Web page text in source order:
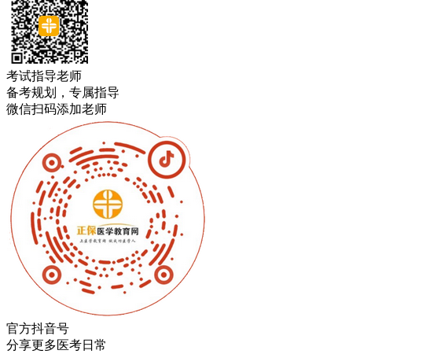
考试指导老师
备考规划，专属指导
微信扫码添加老师
官方抖音号
分享更多医考日常